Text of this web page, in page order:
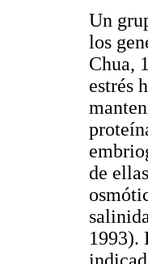
Un
los
Chua,
estrés
de
1993).